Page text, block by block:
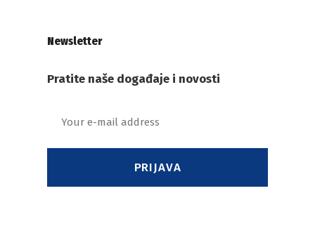
Newsletter
Pratite naše događaje i novosti
PRIJAVA